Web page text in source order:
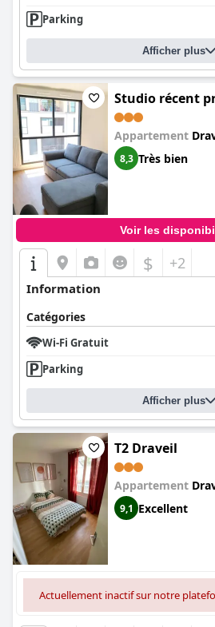
Parking
Afficher plus
Studio récent
Appartement
8,3 Très bien
Voir les
$ +2
Information
Catégories
Wi-Fi Gratuit
Parking
Afficher plus
T2 Draveil
Appartement
9,1 Excellent
Actuellement inactif sur notre